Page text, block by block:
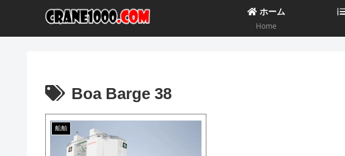
ホーム
Home
Boa Barge 38
船舶